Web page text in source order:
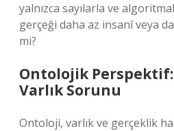
yalnızca sayılarla ve
gerçeği daha az insanî veya
mi?
Ontolojik Perspektif:
Varlık Sorunu
Ontoloji, varlık ve gerçeklik